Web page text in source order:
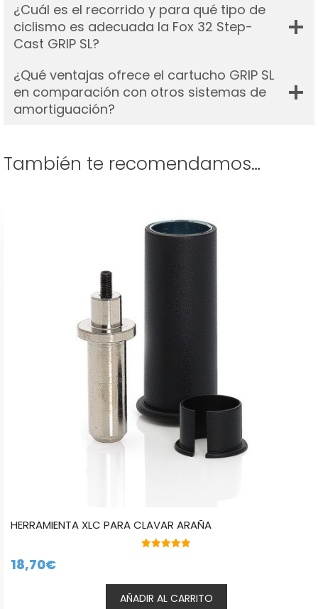
¿Cuál es el recorrido y para qué tipo de
ciclismo es adecuada la Fox 32 Step-
Cast GRIP SL?
¿Qué ventajas ofrece el cartucho GRIP SL
en comparación con otros sistemas de
amortiguación?
También te recomendamos…
HERRAMIENTA XLC PARA CLAVAR ARAÑA
18,70€
AÑADIR AL CARRITO